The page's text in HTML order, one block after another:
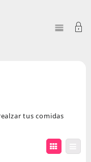
tus comidas